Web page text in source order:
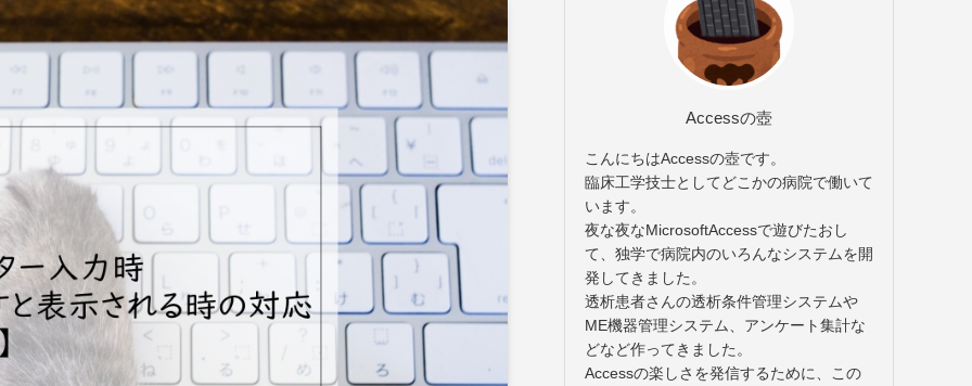
Accessの壺
こんにちはAccessの壺です。
臨床工学技士としてどこかの病院で働いて
います。
夜な夜なMicrosoftAccessで遊びたおし
て、独学で病院内のいろんなシステムを開
発してきました。
透析患者さんの透析条件管理システムや
ME機器管理システム、アンケート集計な
どなど作ってきました。
Accessの楽しさを発信するために、この